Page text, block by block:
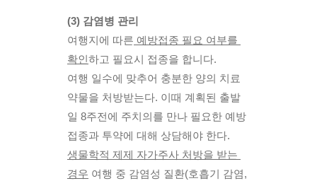
(3) 감염병 관리
여행지에 따른 예방접종 필요 여부를
확인하고 필요시 접종을 합니다.
여행 일수에 맞추어 충분한 양의 치료
약물을 처방받는다. 이때 계획된 출발
일 8주전에 주치의를 만나 필요한 예방
접종과 투약에 대해 상담해야 한다.
생물학적 제제 자가주사 처방을 받는
경우 여행 중 감염성 질환(호흡기 감염,